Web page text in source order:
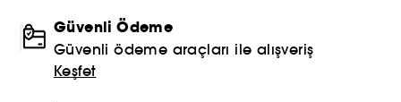
Güvenli Ödeme
Güvenli ödeme araçları ile alışveriş
Keşfet